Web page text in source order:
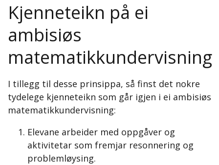
Kjenneteikn på ei
ambisiøs
matematikkundervisning
I tillegg til desse prinsippa, så finst det nokre
tydelege kjenneteikn som går igjen i ei ambisiøs
matematikkundervisning:
Elevane arbeider med oppgåver og
aktivitetar som fremjar resonnering og
problemløysing.